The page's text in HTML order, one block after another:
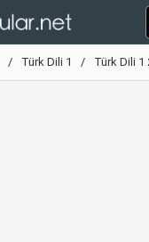
Türk Dili 1 Türk Dili 1